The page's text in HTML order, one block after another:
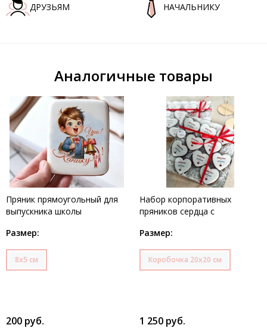
ДРУЗЬЯМ НАЧАЛЬНИКУ
Аналогичные товары
Пряник прямоугольный для
выпускника школы
Размер:
8х5 см
200 руб.
Набор корпоративных
пряников сердца с
Размер:
Коробочка 20х20 см
1 250 руб.